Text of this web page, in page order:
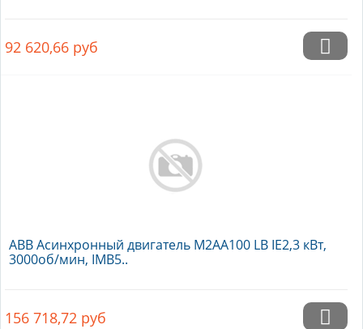
92 620,66 руб
ABB Асинхронный двигатель M2AA100 LB IE2,3 кВт,
3000об/мин, IMB5..
156 718,72 руб